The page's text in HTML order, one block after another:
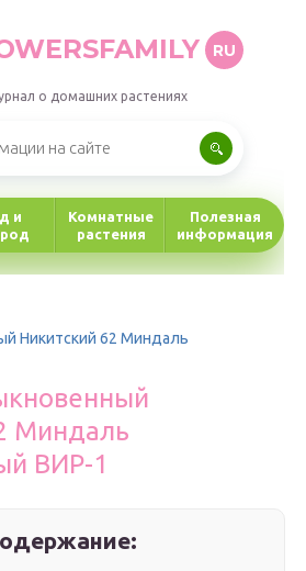
RU
о домашних растениях
и
Комнатные
растения
Полезная
информация
Никитский 62 Миндаль
Миндаль
ВИР-1